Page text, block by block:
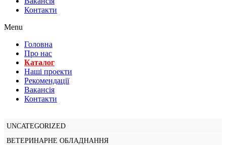
Контакти
Menu
Головна
Про нас
Каталог
Нашi проекти
Рекомендації
Вакансiя
Контакти
UNCATEGORIZED
ВЕТЕРИНАРНЕ ОБЛАДНАННЯ